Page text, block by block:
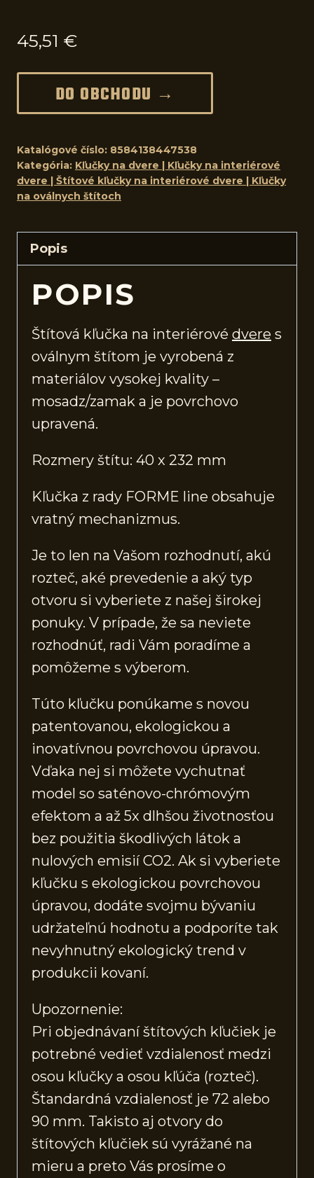
45,51 €
DO OBCHODU →
Katalógové číslo: 8584138447538
Kategória: Kľučky na dvere | Kľučky na interiérové
dvere | Štítové kľučky na interiérové dvere | Kľučky
na oválnych štítoch
Popis
POPIS
Štítová kľučka na interiérové dvere s
oválnym štítom je vyrobená z
materiálov vysokej kvality –
mosadz/zamak a je povrchovo
upravená.
Rozmery štítu: 40 x 232 mm
Kľučka z rady FORME line obsahuje
vratný mechanizmus.
Je to len na Vašom rozhodnutí, akú
rozteč, aké prevedenie a aký typ
otvoru si vyberiete z našej širokej
ponuky. V prípade, že sa neviete
rozhodnúť, radi Vám poradíme a
pomôžeme s výberom.
Túto kľučku ponúkame s novou
patentovanou, ekologickou a
inovatívnou povrchovou úpravou.
Vďaka nej si môžete vychutnať
model so saténovo-chrómovým
efektom a až 5x dlhšou životnosťou
bez použitia škodlivých látok a
nulových emisií CO2. Ak si vyberiete
kľučku s ekologickou povrchovou
úpravou, dodáte svojmu bývaniu
udržateľnú hodnotu a podporíte tak
nevyhnutný ekologický trend v
produkcii kovaní.
Upozornenie:
Pri objednávaní štítových kľučiek je
potrebné vedieť vzdialenosť medzi
osou kľučky a osou kľúča (rozteč).
Štandardná vzdialenosť je 72 alebo
90 mm. Takisto aj otvory do
štítových kľučiek sú vyrážané na
mieru a preto Vás prosíme o